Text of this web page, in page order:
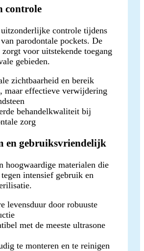
controle
controle tijdens
parodontale pockets. De
voor uitstekende toegang
gebieden.
zichtbaarheid en bereik
maar effectieve verwijdering
behandelkwaliteit bij
zorg
en gebruiksvriendelijk
hoogwaardige materialen die
intensief gebruik en
levensduur door robuuste
met de meeste ultrasone
te monteren en te reinigen